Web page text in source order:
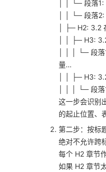
│ │ └─ 段落
│ │ └─ 段落
│ ├─ H2: 3.2
│ │ ├─ H3:
│ │ │ └─ 段
量…
│ │ ├─ H3:
│ │ │ └─ 段
这一步会识别
的起止位置、
第二步：按标
绝对不允许跨
每个 H2 章节
如果 H2 章节